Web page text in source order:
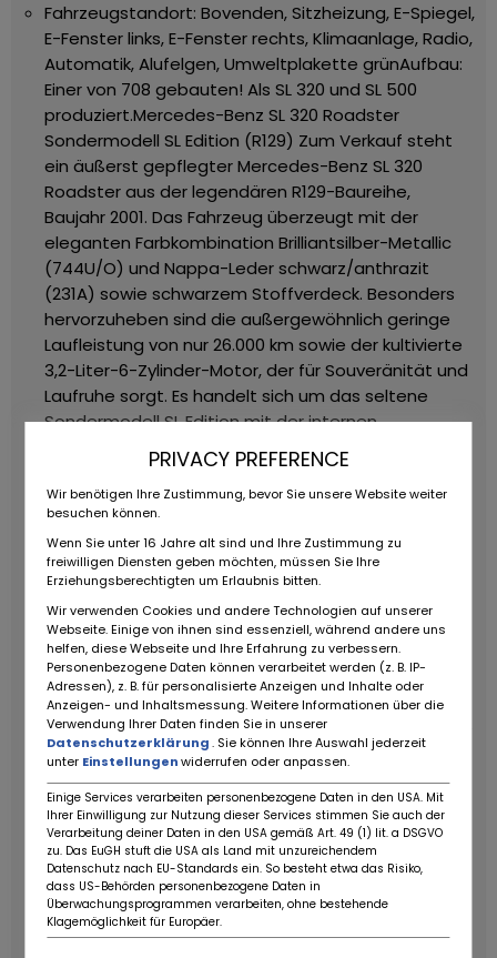
Fahrzeugstandort: Bovenden, Sitzheizung, E-Spiegel,
E-Fenster links, E-Fenster rechts, Klimaanlage, Radio,
Automatik, Alufelgen, Umweltplakette grünAufbau:
Einer von 708 gebauten! Als SL 320 und SL 500
produziert.Mercedes-Benz SL 320 Roadster
Sondermodell SL Edition (R129) Zum Verkauf steht
ein äußerst gepflegter Mercedes-Benz SL 320
Roadster aus der legendären R129-Baureihe,
Baujahr 2001. Das Fahrzeug überzeugt mit der
eleganten Farbkombination Brilliantsilber-Metallic
(744U/O) und Nappa-Leder schwarz/anthrazit
(231A) sowie schwarzem Stoffverdeck. Besonders
hervorzuheben sind die außergewöhnlich geringe
Laufleistung von nur 26.000 km sowie der kultivierte
3,2-Liter-6-Zylinder-Motor, der für Souveränität und
Laufruhe sorgt. Es handelt sich um das seltene
Sondermodell SL Edition mit der internen
Werkskennung P28. Von dieser Sonderausführung
wurden lediglich 708 Fahrzeuge produziert ein
exklusives Sammlerstück, das sich durch ein speziell
zusammengestelltes
besondere Designelemente deutlich von den
Serienmodellen abhebt.Dieses Exemplar stammt
war zuletzt in Lettland zugelassen.Deutsche
Papiere vorhandenAusstattung & Highlights:
Zylinder-Motor, 3,2 Liter5-Gang-Automatikgetriebe
Elektrisch verstellbare Vordersitze mit Memory
(Fahrer & Beifahrer)Elektrisch einstellbare Lenksäule
Außenspiegel li. & re. elektrisch anklappbar, mit
MemoryInnen- und Außenspiegel automatisch
abblendbarXenon-Scheinwerfer mit
ReinigungsanlageSitzheizung Fahrer- und
BeifahrersitzAlarmanlage (EDW)Soundsystem
CupholderRadio MB Audio 30 (Japan-Ausführung)
Schwarzer VerdeckstoffSondermodell SL Edition
Kennung P28 (eine von nur 708 Einheiten!)Service &
PRIVACY PREFERENCE
Wir benötigen Ihre Zustimmung, bevor Sie unsere Website weiter
besuchen können.
Wenn Sie unter 16 Jahre alt sind und Ihre Zustimmung zu
freiwilligen Diensten geben möchten, müssen Sie Ihre
Erziehungsberechtigten um Erlaubnis bitten.
Wir verwenden Cookies und andere Technologien auf unserer
Webseite. Einige von ihnen sind essenziell, während andere uns
helfen, diese Webseite und Ihre Erfahrung zu verbessern.
Personenbezogene Daten können verarbeitet werden (z. B. IP-
Adressen), z. B. für personalisierte Anzeigen und Inhalte oder
Anzeigen- und Inhaltsmessung. Weitere Informationen über die
Verwendung Ihrer Daten finden Sie in unserer
Datenschutzerklärung. Sie können Ihre Auswahl jederzeit
unter Einstellungenwiderrufen oder anpassen.
Einige Services verarbeiten personenbezogene Daten in den USA. Mit
Ihrer Einwilligung zur Nutzung dieser Services stimmen Sie auch der
Verarbeitung deiner Daten in den USA gemäß Art. 49 (1) lit. a DSGVO
zu. Das EuGH stuft die USA als Land mit unzureichendem
Datenschutz nach EU-Standards ein. So besteht etwa das Risiko,
dass US-Behörden personenbezogene Daten in
Überwachungsprogrammen verarbeiten, ohne bestehende
Klagemöglichkeit für Europäer.